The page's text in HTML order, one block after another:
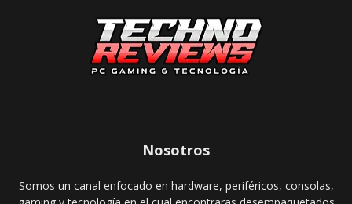
Nosotros
Somos un canal enfocado en hardware, periféricos, consolas,